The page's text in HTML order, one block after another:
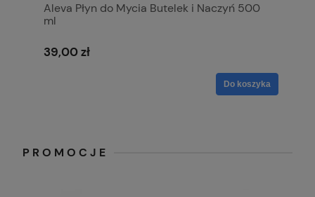
Aleva Płyn do Mycia Butelek i Naczyń 500
ml
39,00 zł
Do koszyka
PROMOCJE